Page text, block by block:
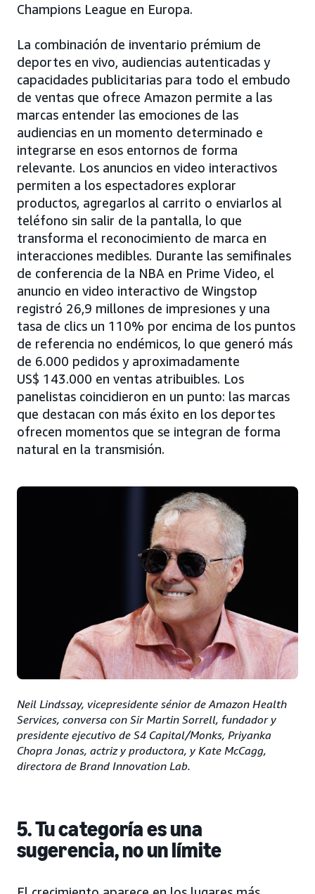
Champions League en Europa.
La combinación de inventario prémium de
deportes en vivo, audiencias autenticadas y
capacidades publicitarias para todo el embudo
de ventas que ofrece Amazon permite a las
marcas entender las emociones de las
audiencias en un momento determinado e
integrarse en esos entornos de forma
relevante. Los anuncios en video interactivos
permiten a los espectadores explorar
productos, agregarlos al carrito o enviarlos al
teléfono sin salir de la pantalla, lo que
transforma el reconocimiento de marca en
interacciones medibles. Durante las semifinales
de conferencia de la NBA en Prime Video, el
anuncio en video interactivo de Wingstop
registró 26,9 millones de impresiones y una
tasa de clics un 110% por encima de los puntos
de referencia no endémicos, lo que generó más
de 6.000 pedidos y aproximadamente
US$ 143.000 en ventas atribuibles. Los
panelistas coincidieron en un punto: las marcas
que destacan con más éxito en los deportes
ofrecen momentos que se integran de forma
natural en la transmisión.
Neil Lindssay, vicepresidente sénior de Amazon Health
Services, conversa con Sir Martin Sorrell, fundador y
presidente ejecutivo de S4 Capital/Monks, Priyanka
Chopra Jonas, actriz y productora, y Kate McCagg,
directora de Brand Innovation Lab.
5. Tu categoría es una
sugerencia, no un límite